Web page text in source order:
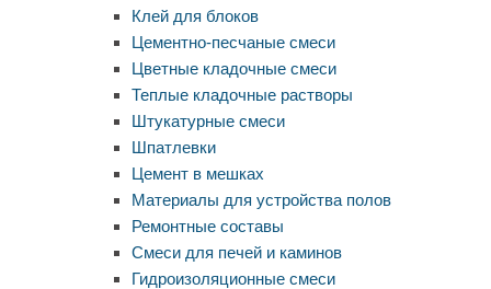
Клей для блоков
Цементно-песчаные смеси
Цветные кладочные смеси
Теплые кладочные растворы
Штукатурные смеси
Шпатлевки
Цемент в мешках
Материалы для устройства полов
Ремонтные составы
Смеси для печей и каминов
Гидроизоляционные смеси